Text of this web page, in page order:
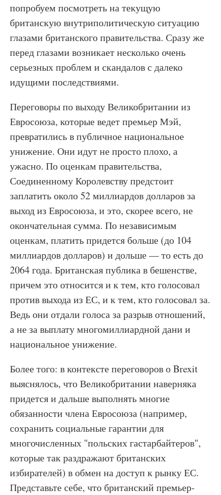
попробуем посмотреть на текущую
британскую внутриполитическую ситуацию
глазами британского правительства. Сразу же
перед глазами возникает несколько очень
серьезных проблем и скандалов с далеко
идущими последствиями.
Переговоры по выходу Великобритании из
Евросоюза, которые ведет премьер Мэй,
превратились в публичное национальное
унижение. Они идут не просто плохо, а
ужасно. По оценкам правительства,
Соединенному Королевству предстоит
заплатить около 52 миллиардов долларов за
выход из Евросоюза, и это, скорее всего, не
окончательная сумма. По независимым
оценкам, платить придется больше (до 104
миллиардов долларов) и дольше — то есть до
2064 года. Британская публика в бешенстве,
причем это относится и к тем, кто голосовал
против выхода из ЕС, и к тем, кто голосовал за.
Ведь они отдали голоса за разрыв отношений,
а не за выплату многомиллиардной дани и
национальное унижение.
Более того: в контексте переговоров о Brexit
выяснялось, что Великобритании наверняка
придется и дальше выполнять многие
обязанности члена Евросоюза (например,
сохранить социальные гарантии для
многочисленных "польских гастарбайтеров",
которые так раздражают британских
избирателей) в обмен на доступ к рынку ЕС.
Представьте себе, что британский премьер-